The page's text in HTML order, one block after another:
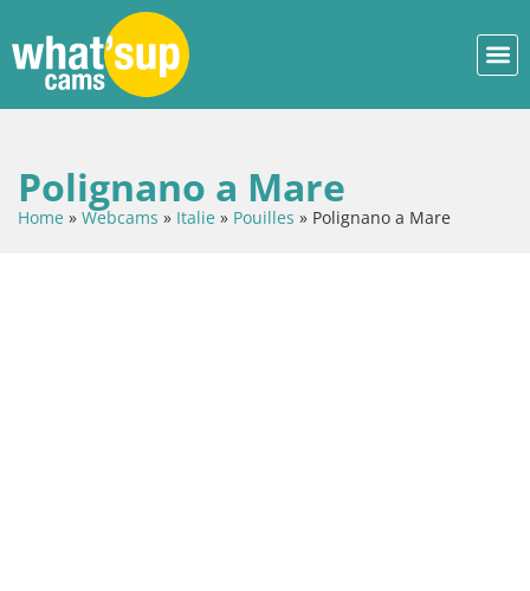
Polignano a Mare
Home » Webcams » Italie » Pouilles » Polignano a Mare